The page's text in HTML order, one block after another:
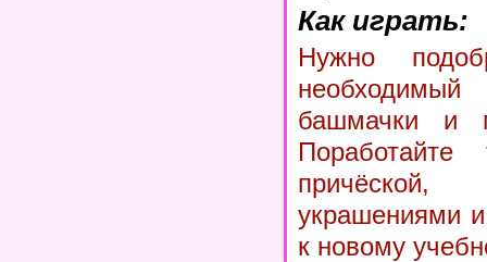
Как играть:
Нужно
башмачки и
причёской,
украшениями
к новому